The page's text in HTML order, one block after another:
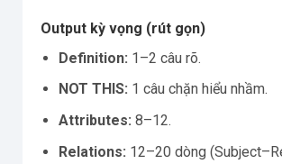
Output kỳ vọng (rút gọn)
Definition: 1–2 câu rõ.
NOT THIS: 1 câu chặn hiểu nhầm.
Attributes: 8–12.
Relations: 12–20 dòng